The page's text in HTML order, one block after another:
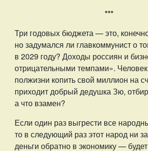
***
Три годовых бюджета — это,
но задумался ли главкоммунист о
в 2029 году? Доходы россиян и
отрицательными темпами».
полжизни копить свой миллион на
приходит добрый дедушка Зю,
а что взамен?
Если один раз выгрести все
то в следующий раз этот народ ни
деньги обратно в экономику —